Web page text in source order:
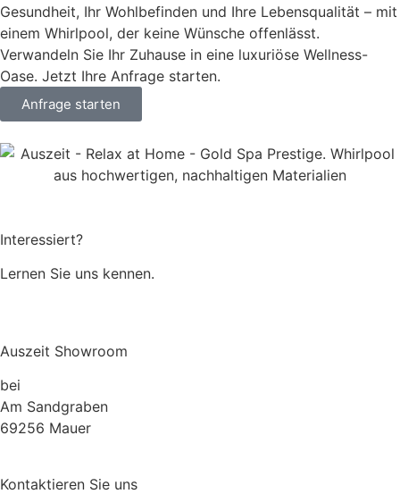
Gesundheit, Ihr Wohlbefinden und Ihre Lebensqualität – mit
einem Whirlpool, der keine Wünsche offenlässt.
Verwandeln Sie Ihr Zuhause in eine luxuriöse Wellness-
Oase. Jetzt Ihre Anfrage starten.
Anfrage starten
Interessiert?
Lernen Sie uns kennen.
Auszeit Showroom
bei
Am Sandgraben
69256 Mauer
Kontaktieren Sie uns